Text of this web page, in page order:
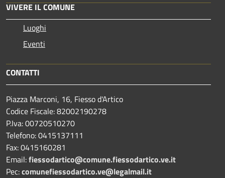
VIVERE IL COMUNE
Luoghi
Eventi
CONTATTI
Piazza Marconi, 16, Fiesso d'Artico
Codice Fiscale: 82002190278
P.Iva: 00720510270
Telefono:0415137111
Fax:0415160281
Email:fiessodartico@comune.fiessodartico.ve.it
Pec:comunefiessodartico.ve@legalmail.it